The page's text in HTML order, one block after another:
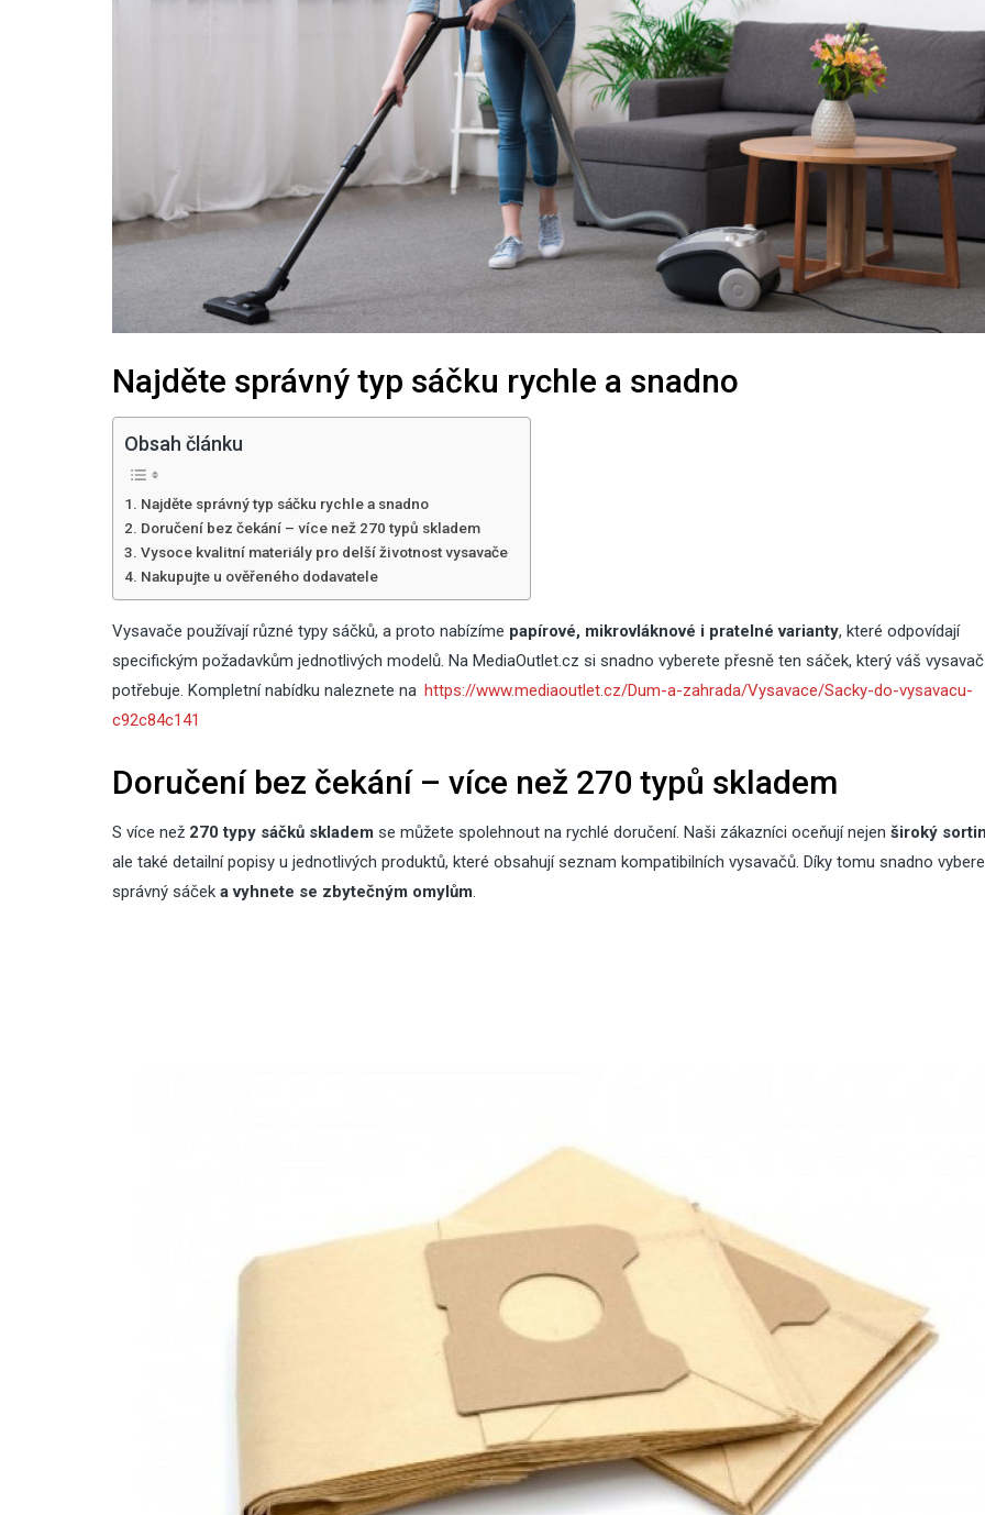
Najděte správný typ sáčku rychle a snadno
Obsah článku
Najděte správný typ sáčku rychle a snadno
Doručení bez čekání – více než 270 typů skladem
Vysoce kvalitní materiály pro delší životnost vysavače
Nakupujte u ověřeného dodavatele
Vysavače používají různé typy sáčků, a proto nabízíme papírové, mikrovláknové i pratelné varianty, které odpovídají
specifickým požadavkům jednotlivých modelů. Na MediaOutlet.cz si snadno vyberete přesně ten sáček, který váš vysavač
potřebuje. Kompletní nabídku naleznete na https://www.mediaoutlet.cz/Dum-a-zahrada/Vysavace/Sacky-do-vysavacu-
c92c84c141
Doručení bez čekání – více než 270 typů skladem
S více než 270 typy sáčků skladem se můžete spolehnout na rychlé doručení. Naši zákazníci oceňují nejen široký
ale také detailní popisy u jednotlivých produktů, které obsahují seznam kompatibilních vysavačů. Díky tomu snadno
správný sáček a vyhnete se zbytečným omylům
Čvc
27
Zahradní
2026
05
Jak zabezpečit dům před
odjezdem na dovolenou
2026
27
Zateplení
2025
10
Jaká světla se hodí do
2026
15
Nenáročné
Sirup z rýmovníku